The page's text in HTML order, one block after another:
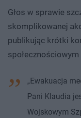
Głos w sprawie
skomplikowanej
publikując krótki
społecznościowym
„Ewakuacja
Pani Klaudia
Wojskowym